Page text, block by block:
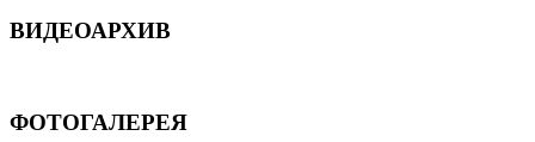
ВИДЕОАРХИВ
ФОТОГАЛЕРЕЯ